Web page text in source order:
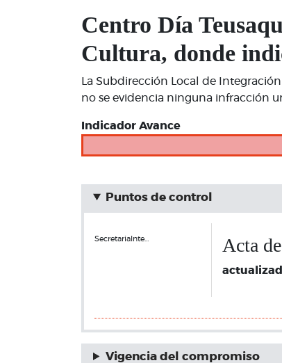
Centro Día
Cultura, donde
La Subdirección Local de
no se evidencia ninguna infracción
Indicador Avance
Puntos de control
SecretariaInte… Acta
Vigencia del compromiso